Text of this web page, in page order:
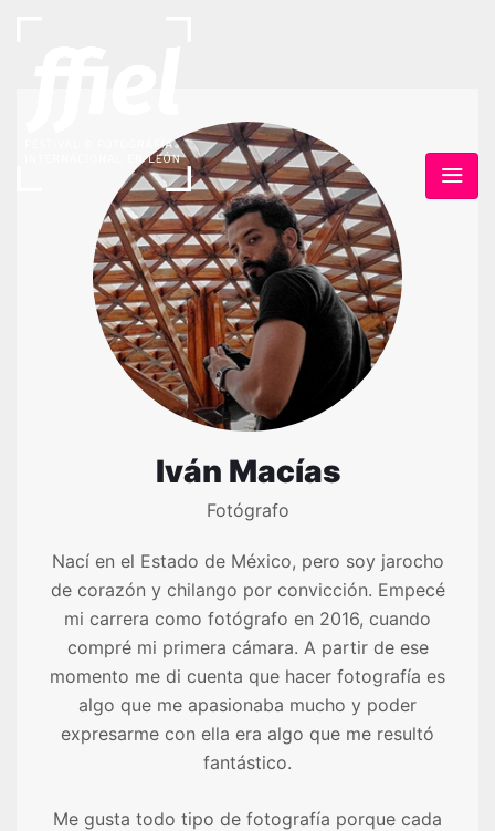
Iván Macías
Fotógrafo
Nací en el Estado de México, pero soy jarocho
de corazón y chilango por convicción. Empecé
mi carrera como fotógrafo en 2016, cuando
compré mi primera cámara. A partir de ese
momento me di cuenta que hacer fotografía es
algo que me apasionaba mucho y poder
expresarme con ella era algo que me resultó
fantástico.
Me gusta todo tipo de fotografía porque cada